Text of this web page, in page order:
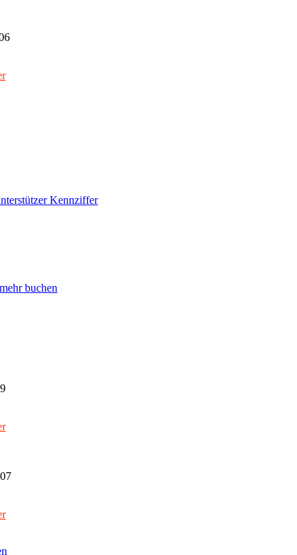
Kennziffer
buchen